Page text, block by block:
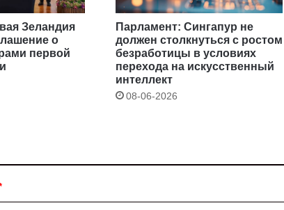
Зеландия
о
первой
Парламент: Сингапур не
должен столкнуться с ростом
безработицы в условиях
перехода на искусственный
интеллект
08-06-2026